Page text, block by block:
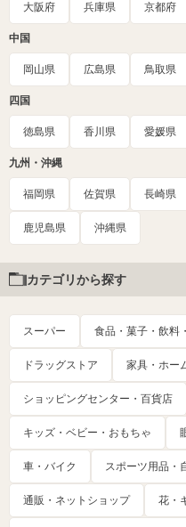
大阪府 兵庫県 京都府
中国
岡山県 広島県 鳥取県
四国
徳島県 香川県 愛媛県
九州・沖縄
福岡県 佐賀県 長崎県
鹿児島県 沖縄県
カテゴリから探す
スーパー 食品・菓子・飲料
ドラッグストア 家具・ホー
ショッピングセンター・百貨店
キッズ・ベビー・おもちゃ
車・バイク スポーツ用品・
通販・ネットショップ 花・